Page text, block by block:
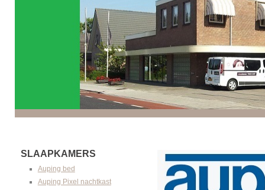
SLAAPKAMERS
Auping bed
Auping Pixel nachtkast